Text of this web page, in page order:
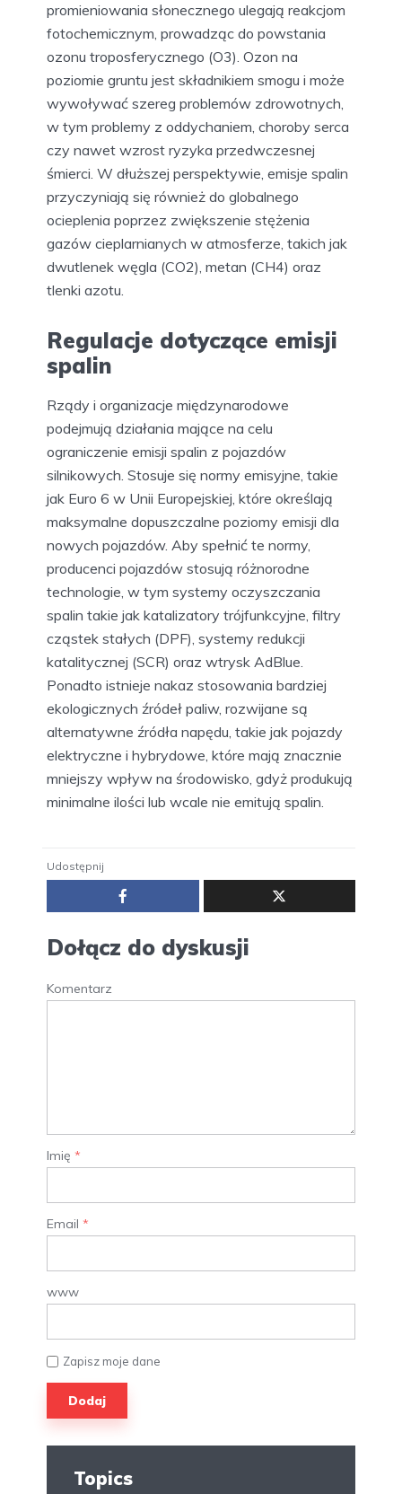
promieniowania słonecznego ulegają reakcjom
fotochemicznym, prowadząc do powstania
ozonu troposferycznego (O3). Ozon na
poziomie gruntu jest składnikiem smogu i może
wywoływać szereg problemów zdrowotnych,
w tym problemy z oddychaniem, choroby serca
czy nawet wzrost ryzyka przedwczesnej
śmierci. W dłuższej perspektywie, emisje spalin
przyczyniają się również do globalnego
ocieplenia poprzez zwiększenie stężenia
gazów cieplarnianych w atmosferze, takich jak
dwutlenek węgla (CO2), metan (CH4) oraz
tlenki azotu.
Regulacje dotyczące emisji
spalin
Rządy i organizacje międzynarodowe
podejmują działania mające na celu
ograniczenie emisji spalin z pojazdów
silnikowych. Stosuje się normy emisyjne, takie
jak Euro 6 w Unii Europejskiej, które określają
maksymalne dopuszczalne poziomy emisji dla
nowych pojazdów. Aby spełnić te normy,
producenci pojazdów stosują różnorodne
technologie, w tym systemy oczyszczania
spalin takie jak katalizatory trójfunkcyjne, filtry
cząstek stałych (DPF), systemy redukcji
katalitycznej (SCR) oraz wtrysk AdBlue.
Ponadto istnieje nakaz stosowania bardziej
ekologicznych źródeł paliw, rozwijane są
alternatywne źródła napędu, takie jak pojazdy
elektryczne i hybrydowe, które mają znacznie
mniejszy wpływ na środowisko, gdyż produkują
minimalne ilości lub wcale nie emitują spalin.
Udostępnij
Dołącz do dyskusji
Komentarz
Imię *
Email *
www
Zapisz moje dane
Topics